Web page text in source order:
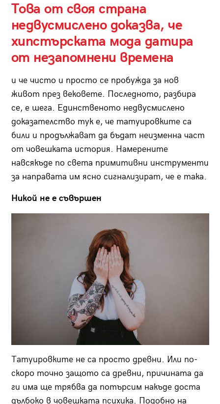
Това от своя страна
недвусмислено доказва, че
хипстърската мода датира
от незапомнени времена
и че чисто и просто се пробужда за нов
живот през вековете. Последното, разбира
се, е шега. Единственото недвусмислено
доказателство тук е, че татуировките са
били и продължават да бъдат неизменна част
от човешката история. Намерените
навсякъде по света примитивни инструменти
за направата им ясно сигнализират, че е така.
Никой не е съвършен
Татуировките не са просто древни. Или по-
скоро точно защото са древни, причината да
ги има ще трябва да потърсим накъде доста
дълбоко в човешката психика. Подобно на